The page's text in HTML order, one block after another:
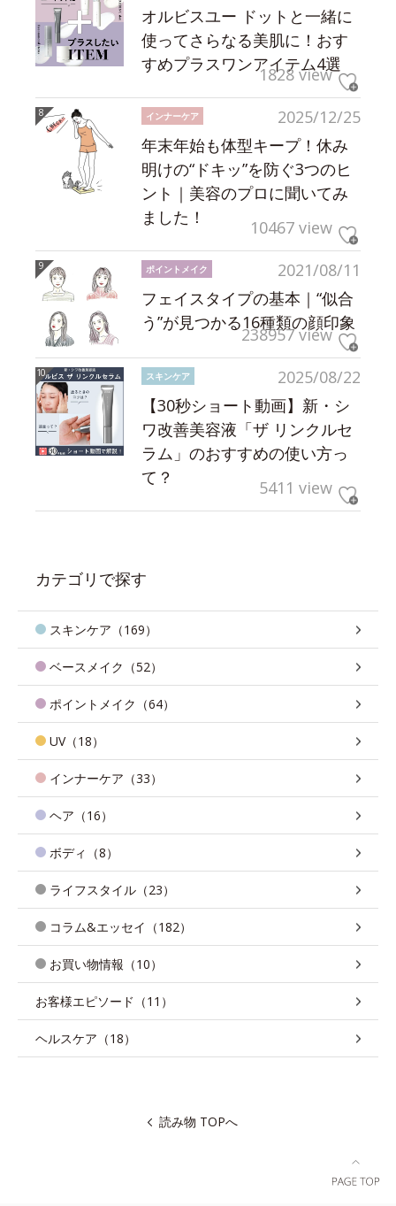
オルビスユー ドットと一緒に
使ってさらなる美肌に！おす
すめプラスワンアイテム4選
1828 view
2025/12/25
インナーケア
年末年始も体型キープ！休み
明けの“ドキッ”を防ぐ3つのヒ
ント｜美容のプロに聞いてみ
ました！
10467 view
2021/08/11
ポイントメイク
フェイスタイプの基本｜“似合
う”が見つかる16種類の顔印象
238957 view
2025/08/22
スキンケア
【30秒ショート動画】新・シ
ワ改善美容液「ザ リンクルセ
ラム」のおすすめの使い方っ
て？
5411 view
カテゴリで探す
スキンケア（169）
ベースメイク（52）
ポイントメイク（64）
UV（18）
インナーケア（33）
ヘア（16）
ボディ（8）
ライフスタイル（23）
コラム&エッセイ（182）
お買い物情報（10）
お客様エピソード（11）
ヘルスケア（18）
読み物 TOPへ